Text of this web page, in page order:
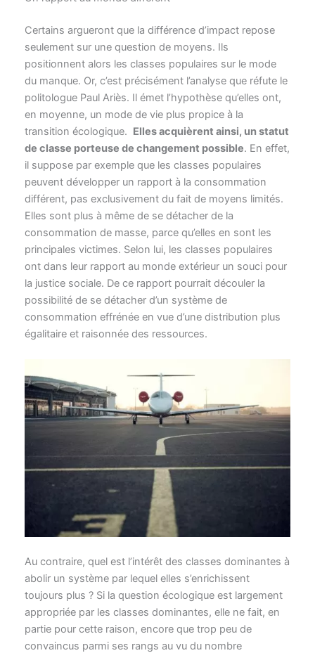
Certains argueront que la différence d’impact repose
seulement sur une question de moyens. Ils
positionnent alors les classes populaires sur le mode
du manque. Or, c’est précisément l’analyse que réfute le
politologue Paul Ariès. Il émet l’hypothèse qu’elles ont,
en moyenne, un mode de vie plus propice à la
transition écologique. Elles acquièrent ainsi, un statut
de classe porteuse de changement possible. En effet,
il suppose par exemple que les classes populaires
peuvent développer un rapport à la consommation
différent, pas exclusivement du fait de moyens limités.
Elles sont plus à même de se détacher de la
consommation de masse, parce qu’elles en sont les
principales victimes. Selon lui, les classes populaires
ont dans leur rapport au monde extérieur un souci pour
la justice sociale. De ce rapport pourrait découler la
possibilité de se détacher d’un système de
consommation effrénée en vue d’une distribution plus
égalitaire et raisonnée des ressources.
Au contraire, quel est l’intérêt des classes dominantes à
abolir un système par lequel elles s’enrichissent
toujours plus ? Si la question écologique est largement
appropriée par les classes dominantes, elle ne fait, en
partie pour cette raison, encore que trop peu de
convaincus parmi ses rangs au vu du nombre